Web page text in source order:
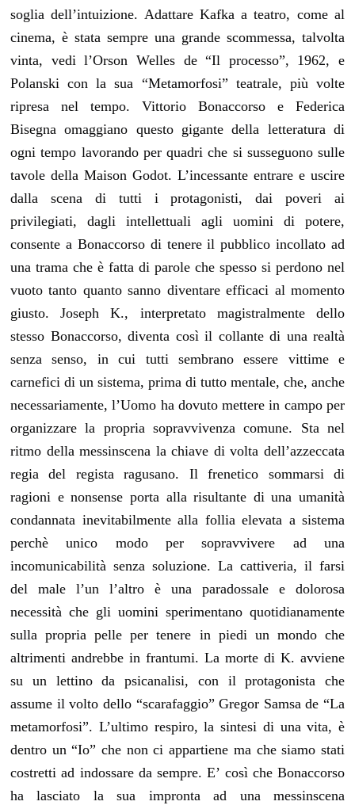
soglia dell’intuizione. Adattare Kafka a teatro, come al
cinema, è stata sempre una grande scommessa, talvolta
vinta, vedi l’Orson Welles de “Il processo”, 1962, e
Polanski con la sua “Metamorfosi” teatrale, più volte
ripresa nel tempo. Vittorio Bonaccorso e Federica
Bisegna omaggiano questo gigante della letteratura di
ogni tempo lavorando per quadri che si susseguono sulle
tavole della Maison Godot. L’incessante entrare e uscire
dalla scena di tutti i protagonisti, dai poveri ai
privilegiati, dagli intellettuali agli uomini di potere,
consente a Bonaccorso di tenere il pubblico incollato ad
una trama che è fatta di parole che spesso si perdono nel
vuoto tanto quanto sanno diventare efficaci al momento
giusto. Joseph K., interpretato magistralmente dello
stesso Bonaccorso, diventa così il collante di una realtà
senza senso, in cui tutti sembrano essere vittime e
carnefici di un sistema, prima di tutto mentale, che, anche
necessariamente, l’Uomo ha dovuto mettere in campo per
organizzare la propria sopravvivenza comune. Sta nel
ritmo della messinscena la chiave di volta dell’azzeccata
regia del regista ragusano. Il frenetico sommarsi di
ragioni e nonsense porta alla risultante di una umanità
condannata inevitabilmente alla follia elevata a sistema
perchè unico modo per sopravvivere ad una
incomunicabilità senza soluzione. La cattiveria, il farsi
del male l’un l’altro è una paradossale e dolorosa
necessità che gli uomini sperimentano quotidianamente
sulla propria pelle per tenere in piedi un mondo che
altrimenti andrebbe in frantumi. La morte di K. avviene
su un lettino da psicanalisi, con il protagonista che
assume il volto dello “scarafaggio” Gregor Samsa de “La
metamorfosi”. L’ultimo respiro, la sintesi di una vita, è
dentro un “Io” che non ci appartiene ma che siamo stati
costretti ad indossare da sempre. E’ così che Bonaccorso
ha lasciato la sua impronta ad una messinscena